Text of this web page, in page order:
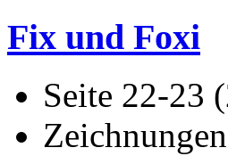
Fix und Foxi
Seite 22-23